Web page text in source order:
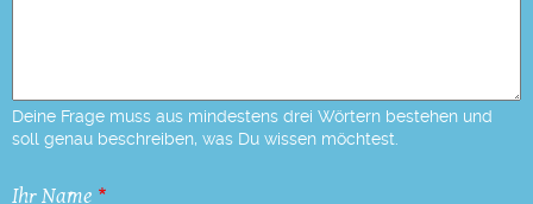
Deine Frage muss aus mindestens drei Wörtern bestehen und
soll genau beschreiben, was Du wissen möchtest.
Ihr Name